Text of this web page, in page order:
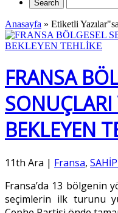
Anasayfa » Etiketli
FRANSA
SONUÇLARI
BEKLEYEN
11th Ara | Fransa,
Fransa’da 13 bölgenin
seçimlerin ilk turunu